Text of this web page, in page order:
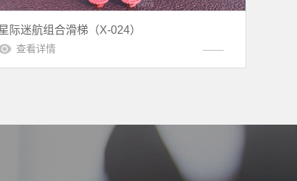
际迷航组合滑梯（X-024）
查看详情
你们推荐一下，谢谢！